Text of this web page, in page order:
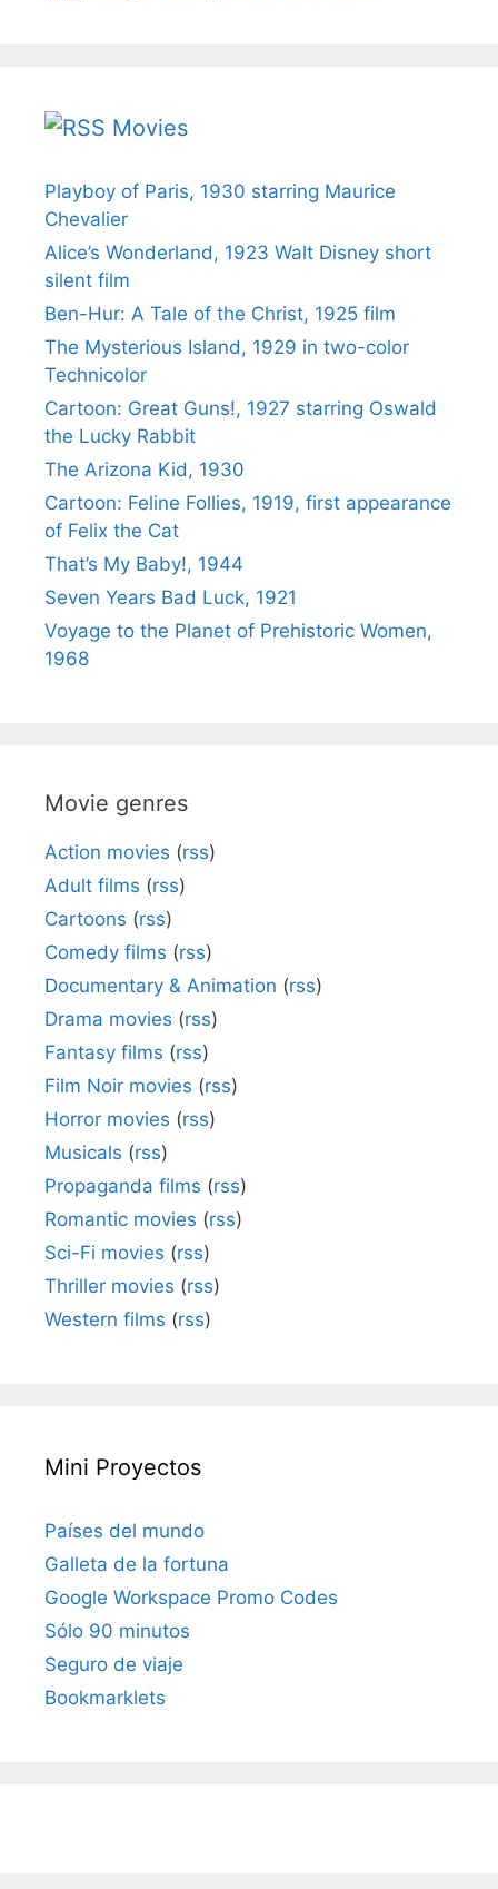
Movies
Playboy of Paris, 1930 starring Maurice
Chevalier
Alice’s Wonderland, 1923 Walt Disney short
silent film
Ben-Hur: A Tale of the Christ, 1925 film
The Mysterious Island, 1929 in two-color
Technicolor
Cartoon: Great Guns!, 1927 starring Oswald
the Lucky Rabbit
The Arizona Kid, 1930
Cartoon: Feline Follies, 1919, first appearance
of Felix the Cat
That’s My Baby!, 1944
Seven Years Bad Luck, 1921
Voyage to the Planet of Prehistoric Women,
1968
Movie genres
Action movies (rss)
Adult films (rss)
Cartoons (rss)
Comedy films (rss)
Documentary & Animation (rss)
Drama movies (rss)
Fantasy films (rss)
Film Noir movies (rss)
Horror movies (rss)
Musicals (rss)
Propaganda films (rss)
Romantic movies (rss)
Sci-Fi movies (rss)
Thriller movies (rss)
Western films (rss)
Mini Proyectos
Países del mundo
Galleta de la fortuna
Google Workspace Promo Codes
Sólo 90 minutos
Seguro de viaje
Bookmarklets